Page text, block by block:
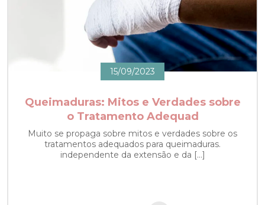
15/09/2023
Queimaduras: Mitos e Verdades sobre
o Tratamento Adequad
Muito se propaga sobre mitos e verdades sobre os
tratamentos adequados para queimaduras.
independente da extensão e da […]